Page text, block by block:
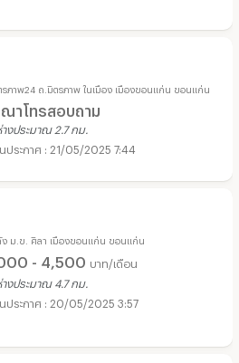
รภาพ24 ถ.มิตรภาพ ในเมือง เมืองขอนแก่น ขอนแก่น
าโทรสอบถาม
างประมาณ 2.7 กม.
21/05/2025 7:44
ง ม.ข. ศิลา เมืองขอนแก่น ขอนแก่น
- 4,500 บาท/เดือน
างประมาณ 4.7 กม.
20/05/2025 3:57